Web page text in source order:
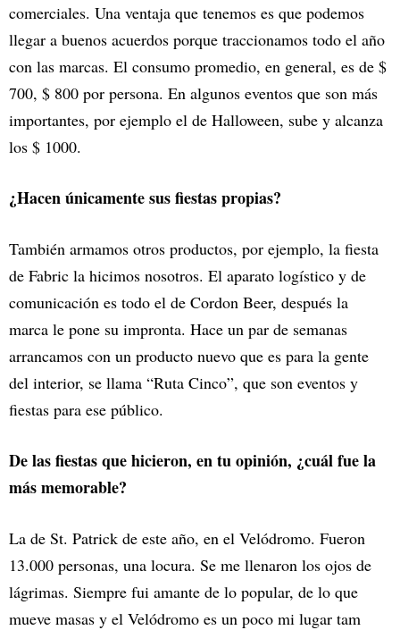
comerciales. Una ventaja que tenemos es que podemos
llegar a buenos acuerdos porque traccionamos todo el año
con las marcas. El consumo promedio, en general, es de $
700, $ 800 por persona. En algunos eventos que son más
importantes, por ejemplo el de Halloween, sube y alcanza
los $ 1000.
¿Hacen únicamente sus fiestas propias?
También armamos otros productos, por ejemplo, la fiesta
de Fabric la hicimos nosotros. El aparato logístico y de
comunicación es todo el de Cordon Beer, después la
marca le pone su impronta. Hace un par de semanas
arrancamos con un producto nuevo que es para la gente
del interior, se llama “Ruta Cinco”, que son eventos y
fiestas para ese público.
De las fiestas que hicieron, en tu opinión, ¿cuál fue la
más memorable?
La de St. Patrick de este año, en el Velódromo. Fueron
13.000 personas, una locura. Se me llenaron los ojos de
lágrimas. Siempre fui amante de lo popular, de lo que
mueve masas y el Velódromo es un poco mi lugar tam